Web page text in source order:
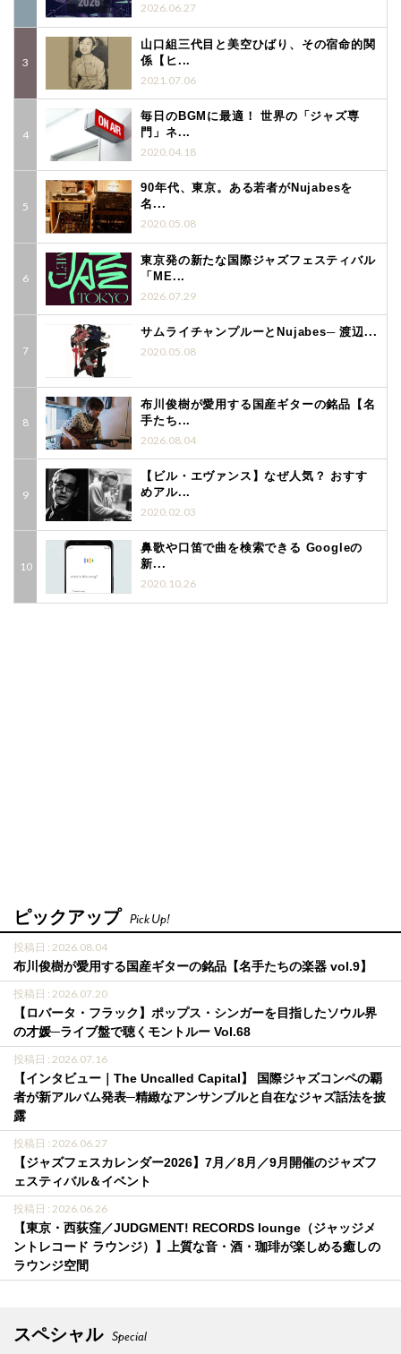
2026.06.27
山口組三代目と美空ひばり、その宿命的関
係【ヒ...
2021.07.06
毎日のBGMに最適！ 世界の「ジャズ専
門」ネ...
2020.04.18
90年代、東京。ある若者がNujabesを
名...
2020.05.08
東京発の新たな国際ジャズフェスティバル
「ME...
2026.07.29
サムライチャンプルーとNujabes─ 渡辺...
2020.05.08
布川俊樹が愛用する国産ギターの銘品【名
手たち...
2026.08.04
【ビル・エヴァンス】なぜ人気？ おすす
めアル...
2020.02.03
鼻歌や口笛で曲を検索できる Googleの
新...
2020.10.26
ピックアップ Pick Up!
投稿日 : 2026.08.04
布川俊樹が愛用する国産ギターの銘品【名手たちの楽器 vol.9】
投稿日 : 2026.07.20
【ロバータ・フラック】ポップス・シンガーを目指したソウル界
の才媛─ライブ盤で聴くモントルー Vol.68
投稿日 : 2026.07.16
【インタビュー｜The Uncalled Capital】 国際ジャズコンペの覇
者が新アルバム発表─精緻なアンサンブルと自在なジャズ話法を披
露
投稿日 : 2026.06.27
【ジャズフェスカレンダー2026】7月／8月／9月開催のジャズフ
ェスティバル＆イベント
投稿日 : 2026.06.26
【東京・西荻窪／JUDGMENT! RECORDS lounge（ジャッジメ
ントレコード ラウンジ）】上質な音・酒・珈琲が楽しめる癒しの
ラウンジ空間
スペシャル Special